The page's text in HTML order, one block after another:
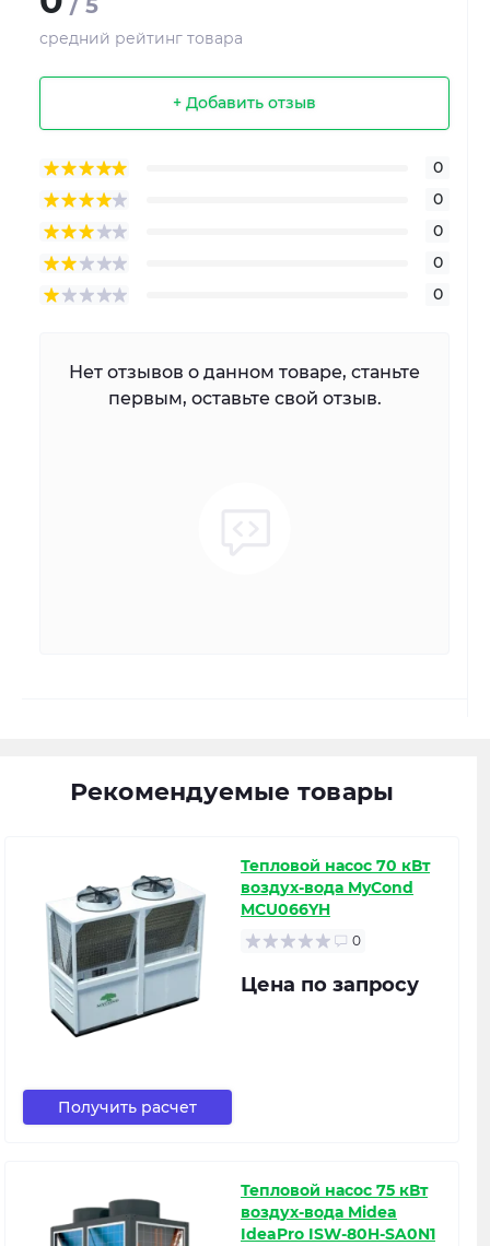
средний рейтинг товара
+ Добавить отзыв
0
0
0
0
0
Нет отзывов о данном товаре, станьте
первым, оставьте свой отзыв.
Рекомендуемые товары
Тепловой насос 70 кВт
воздух-вода MyCond
MCU066YH
0
Цена по запросу
Получить расчет
Тепловой насос 75 кВт
воздух-вода Midea
IdeaPro ISW-80H-SA0N1